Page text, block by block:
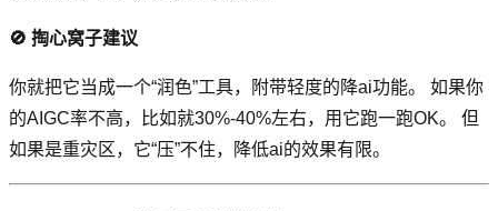
🚫 掏心窝子建议
你就把它当成一个“润色”工具，附带轻度的降ai功能。 如果你
的AIGC率不高，比如就30%-40%左右，用它跑一跑OK。 但
如果是重灾区，它“压”不住，降低ai的效果有限。